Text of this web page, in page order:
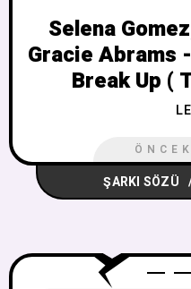
Selena
Gracie Abrams
Break Up (
ŞARKI SÖZÜ